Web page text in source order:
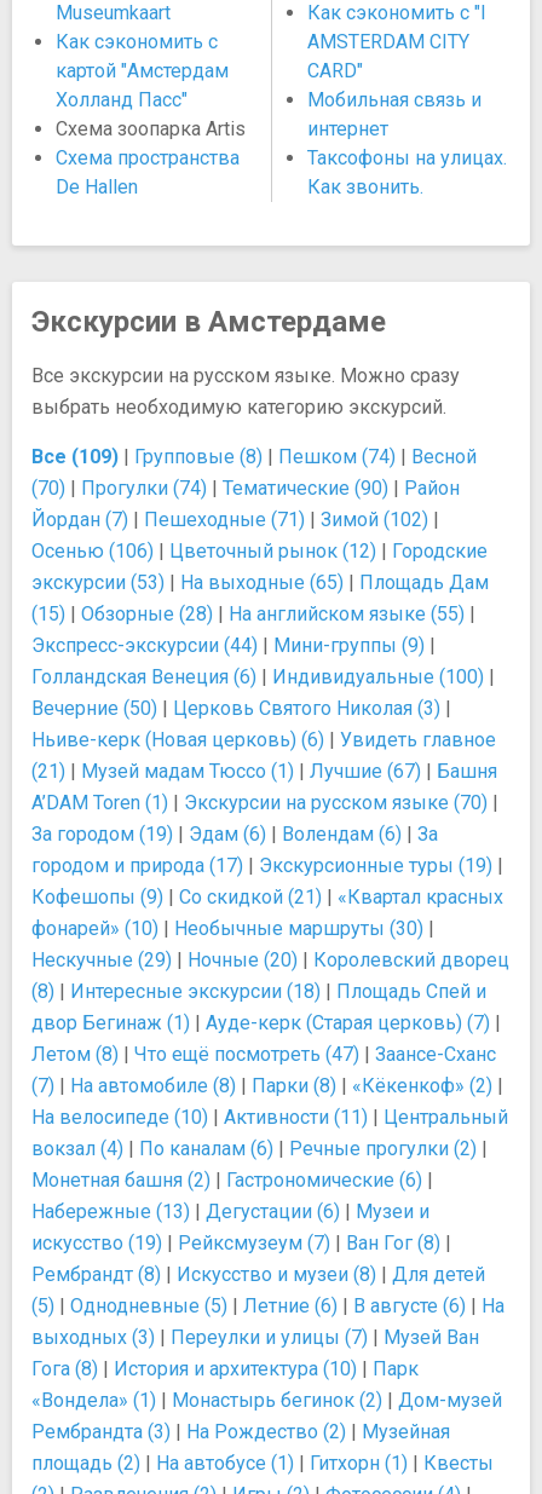
Museumkaart
Как сэкономить с
картой "Амстердам
Холланд Пасс"
Схема зоопарка Artis
Схема пространства
De Hallen
Как сэкономить с "I
AMSTERDAM CITY
CARD"
Мобильная связь и
интернет
Таксофоны на улицах.
Как звонить.
Экскурсии в Амстердаме
Все экскурсии на русском языке. Можно сразу
выбрать необходимую категорию экскурсий.
Все (109) | Групповые (8) | Пешком (74) | Весной
(70) | Прогулки (74) | Тематические (90) | Район
Йордан (7) | Пешеходные (71) | Зимой (102) |
Осенью (106) | Цветочный рынок (12) | Городские
экскурсии (53) | На выходные (65) | Площадь Дам
(15) | Обзорные (28) | На английском языке (55) |
Экспресс-экскурсии (44) | Мини-группы (9) |
Голландская Венеция (6) | Индивидуальные (100) |
Вечерние (50) | Церковь Святого Николая (3) |
Ньиве-керк (Новая церковь) (6) | Увидеть главное
(21) | Музей мадам Тюссо (1) | Лучшие (67) | Башня
A’DAM Toren (1) | Экскурсии на русском языке (70) |
За городом (19) | Эдам (6) | Волендам (6) | За
городом и природа (17) | Экскурсионные туры (19) |
Кофешопы (9) | Со скидкой (21) | «Квартал красных
фонарей» (10) | Необычные маршруты (30) |
Нескучные (29) | Ночные (20) | Королевский дворец
(8) | Интересные экскурсии (18) | Площадь Спей и
двор Бегинаж (1) | Ауде-керк (Старая церковь) (7) |
Летом (8) | Что ещё посмотреть (47) | Заансе-Сханс
(7) | На автомобиле (8) | Парки (8) | «Кёкенкоф» (2) |
На велосипеде (10) | Активности (11) | Центральный
вокзал (4) | По каналам (6) | Речные прогулки (2) |
Монетная башня (2) | Гастрономические (6) |
Набережные (13) | Дегустации (6) | Музеи и
искусство (19) | Рейксмузеум (7) | Ван Гог (8) |
Рембрандт (8) | Искусство и музеи (8) | Для детей
(5) | Однодневные (5) | Летние (6) | В августе (6) | На
выходных (3) | Переулки и улицы (7) | Музей Ван
Гога (8) | История и архитектура (10) | Парк
«Вондела» (1) | Монастырь бегинок (2) | Дом-музей
Рембрандта (3) | На Рождество (2) | Музейная
площадь (2) | На автобусе (1) | Гитхорн (1) | Квесты